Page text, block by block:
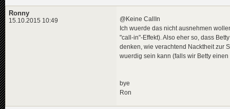
Ronny
15.10.2015 10:49
@Keine CallIn
Ich wuerde das nicht ausnehmen
"call-in"-Effekt). Also eher so, dass
denken, wie verachtend Nacktheit zur
wuerdig sein kann (falls wir Betty
bye
Ron